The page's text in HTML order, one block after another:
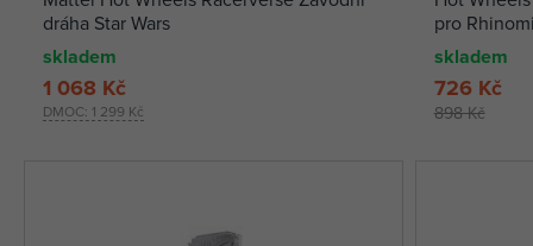
dráha Star Wars
skladem
DMOC: 1 299 Kč
1 068 Kč
pro
skladem
898 Kč
726 Kč